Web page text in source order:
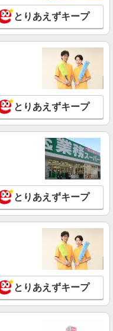
区／最寄駅：名古屋駅、さ
しまライブ駅直結／名駅
す♪
詳細を見る
コーディネートセンタ
くのびのびと★少人数
事♪
例】時給1600円×7時間×月
村区／最寄駅：名古屋駅
桜通線・名鉄・近鉄・あお
詳細を見る
ーディネートセンタ
ュ力もいかせる♪人事部
例】時給1750円×8時間×月
発生時は別途支給）
】桜通線・名鉄・近鉄・あ
とりあえずキープ
とりあえずキープ
とりあえずキープ
とりあえずキープ